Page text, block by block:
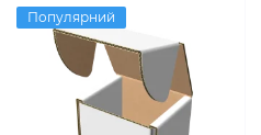
Популярний